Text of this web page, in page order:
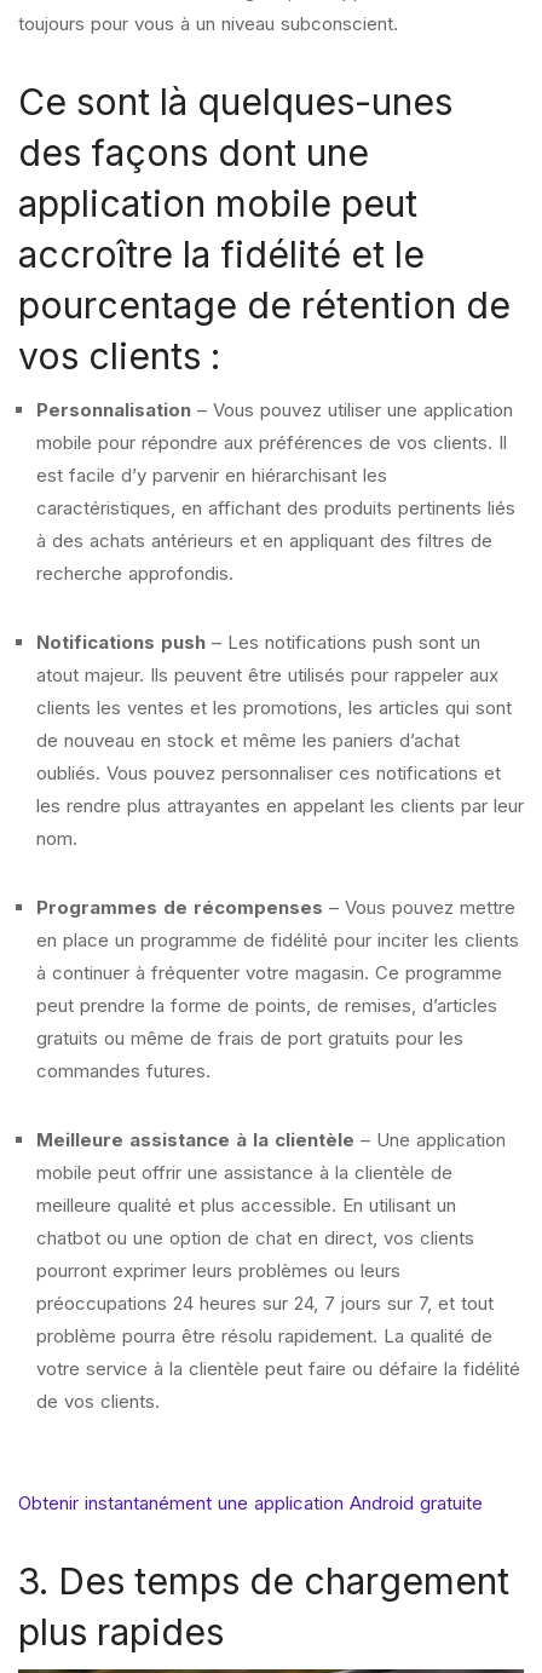
toujours pour vous à un niveau subconscient.
Ce sont là quelques-unes
des façons dont une
application mobile peut
accroître la fidélité et le
pourcentage de rétention de
vos clients :
Personnalisation – Vous pouvez utiliser une application
mobile pour répondre aux préférences de vos clients. Il
est facile d’y parvenir en hiérarchisant les
caractéristiques, en affichant des produits pertinents liés
à des achats antérieurs et en appliquant des filtres de
recherche approfondis.
Notifications push – Les notifications push sont un
atout majeur. Ils peuvent être utilisés pour rappeler aux
clients les ventes et les promotions, les articles qui sont
de nouveau en stock et même les paniers d’achat
oubliés. Vous pouvez personnaliser ces notifications et
les rendre plus attrayantes en appelant les clients par leur
nom.
Programmes de récompenses – Vous pouvez mettre
en place un programme de fidélité pour inciter les clients
à continuer à fréquenter votre magasin. Ce programme
peut prendre la forme de points, de remises, d’articles
gratuits ou même de frais de port gratuits pour les
commandes futures.
Meilleure assistance à la clientèle – Une application
mobile peut offrir une assistance à la clientèle de
meilleure qualité et plus accessible. En utilisant un
chatbot ou une option de chat en direct, vos clients
pourront exprimer leurs problèmes ou leurs
préoccupations 24 heures sur 24, 7 jours sur 7, et tout
problème pourra être résolu rapidement. La qualité de
votre service à la clientèle peut faire ou défaire la fidélité
de vos clients.
Obtenir instantanément une application Android gratuite
3. Des temps de chargement
plus rapides